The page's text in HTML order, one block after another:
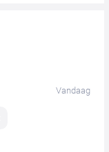
Vandaag